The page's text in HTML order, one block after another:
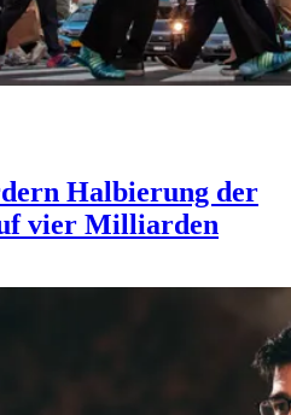
Halbierung der
vier Milliarden